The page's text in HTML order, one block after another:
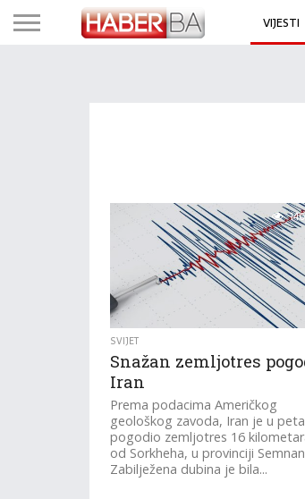
VIJESTI
SVIJET
Snažan zemljotres
Iran
Prema podacima Američkog
geološkog zavoda, Iran je u
pogodio zemljotres 16
od Sorkheha, u provinciji
Zabilježena dubina je bila...